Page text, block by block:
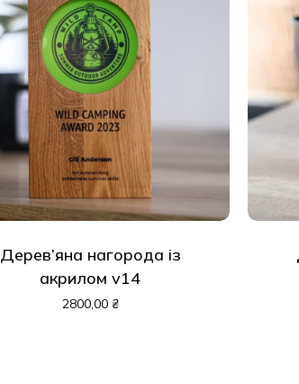
У кошику
Дерев’яна нагорода із
акрилом v14
2800,00 ₴